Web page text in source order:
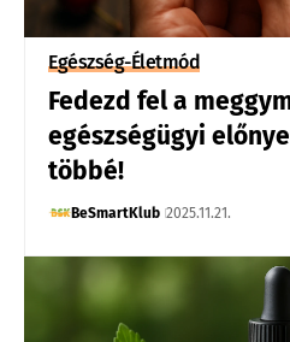
Egészség-Életmód
Fedezd fel a
egészségügyi
többé!
BeSmartKlub 2025.11.21.